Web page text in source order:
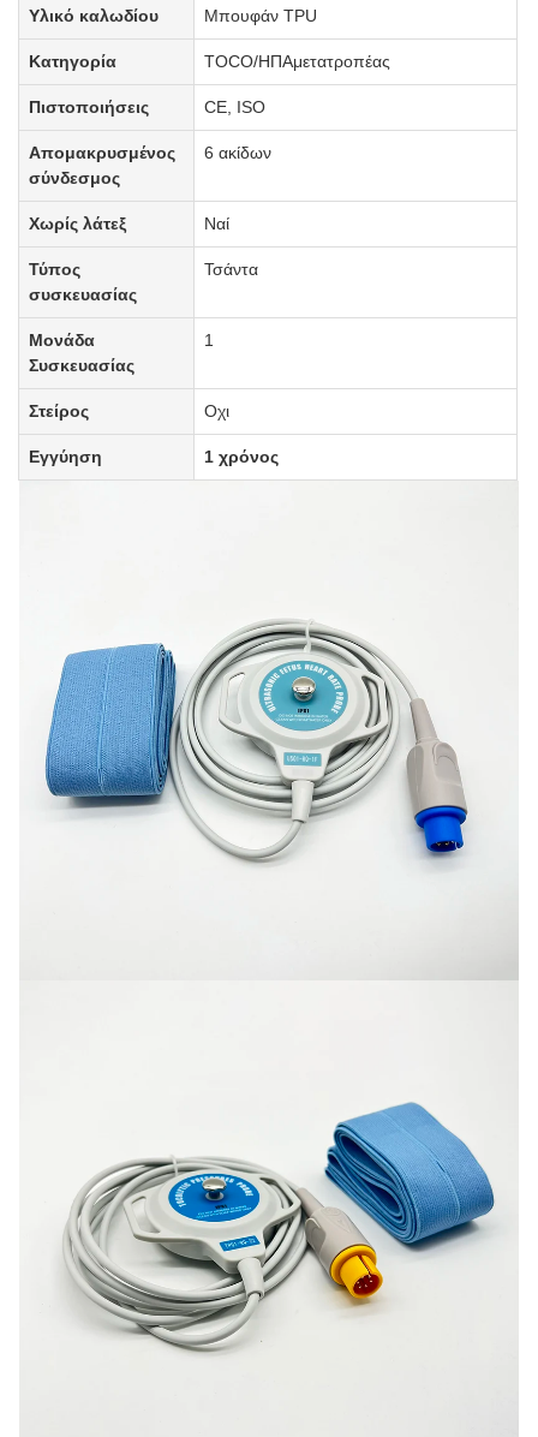
Υλικό καλωδίου Μπουφάν TPU
Κατηγορία TOCO/ΗΠΑμετατροπέας
Πιστοποιήσεις CE, ISO
Απομακρυσμένος
σύνδεσμος
6 ακίδων
Χωρίς λάτεξ Ναί
Τύπος
συσκευασίας
Τσάντα
Μονάδα
Συσκευασίας
1
Στείρος Οχι
Εγγύηση 1 χρόνος